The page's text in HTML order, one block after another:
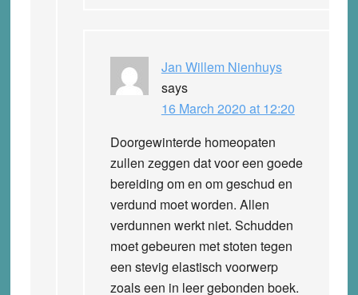
Jan Willem Nienhuys
says
16 March 2020 at 12:20
Doorgewinterde homeopaten
zullen zeggen dat voor een goede
bereiding om en om geschud en
verdund moet worden. Allen
verdunnen werkt niet. Schudden
moet gebeuren met stoten tegen
een stevig elastisch voorwerp
zoals een in leer gebonden boek.